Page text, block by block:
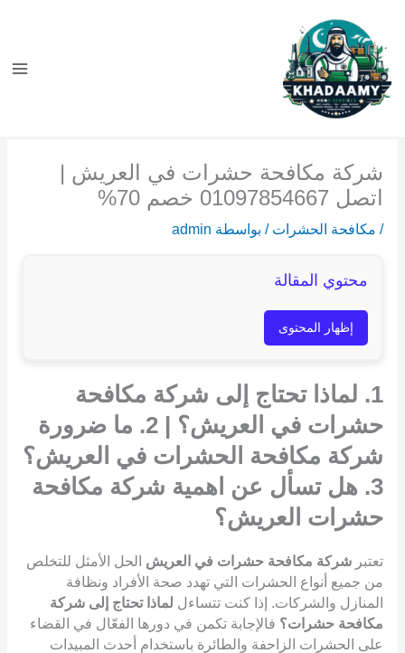
المحتوى
شركة مكافحة حشرات في العريش |
اتصل 01097854667 خصم 70%
/ مكافحة الحشرات / بواسطة admin
محتوي المقالة
إظهار المحتوى
1. لماذا تحتاج إلى شركة مكافحة
حشرات في العريش؟ | 2. ما ضرورة
شركة مكافحة الحشرات في العريش؟
3. هل تسأل عن اهمية شركة مكافحة
حشرات العريش؟
تعتبر شركة مكافحة حشرات في العريش الحل الأمثل للتخلص
من جميع أنواع الحشرات التي تهدد صحة الأفراد ونظافة
المنازل والشركات. إذا كنت تتساءل لماذا تحتاج إلى شركة
مكافحة حشرات؟ فالإجابة تكمن في دورها الفعّال في القضاء
على الحشرات الزاحفة والطائرة باستخدام أحدث المبيدات